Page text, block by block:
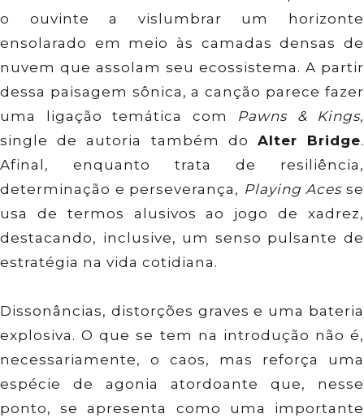
o ouvinte a vislumbrar um horizonte
ensolarado em meio às camadas densas de
nuvem que assolam seu ecossistema. A partir
dessa paisagem sônica, a canção parece fazer
uma ligação temática com Pawns & Kings,
single de autoria também do Alter Bridge.
Afinal, enquanto trata de resiliência,
determinação e perseverança, Playing Acesse
usa de termos alusivos ao jogo de xadrez,
destacando, inclusive, um senso pulsante de
estratégia na vida cotidiana.
Dissonâncias, distorções graves e uma bateria
explosiva. O que se tem na introdução não é,
necessariamente, o caos, mas reforça uma
espécie de agonia atordoante que, nesse
ponto, se apresenta como uma importante